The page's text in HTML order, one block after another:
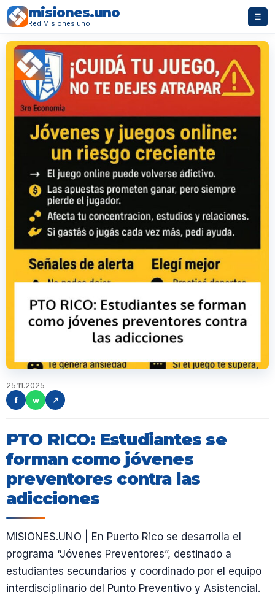
misiones.uno
Red Misiones.uno
☰
25.11.2025
f
w ↗
PTO RICO: Estudiantes se
forman como jóvenes
preventores contra las
adicciones
MISIONES.UNO | En Puerto Rico se desarrolla el
programa “Jóvenes Preventores”, destinado a
estudiantes secundarios y coordinado por el equipo
interdisciplinario del Punto Preventivo y Asistencial.